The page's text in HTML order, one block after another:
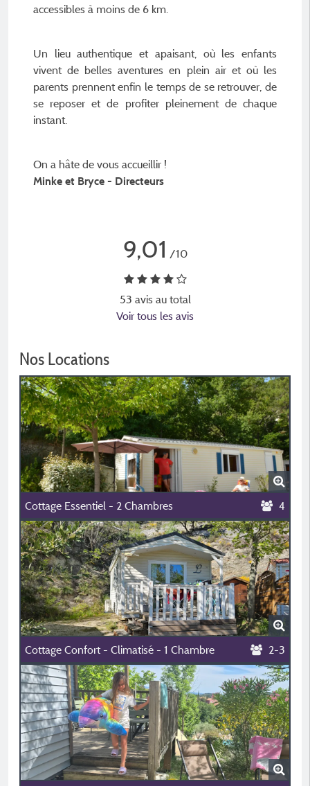
accessibles à moins de 6 km.
Un lieu authentique et apaisant, où les enfants
vivent de belles aventures en plein air et où les
parents prennent enfin le temps de se retrouver, de
se reposer et de profiter pleinement de chaque
instant.
On a hâte de vous accueillir !
Minke et Bryce - Directeurs
9,01 /10
53 avis au total
Voir tous les avis
Nos Locations
Cottage Essentiel - 2 Chambres 4
Cottage Confort - Climatisé - 1 Chambre 2-3